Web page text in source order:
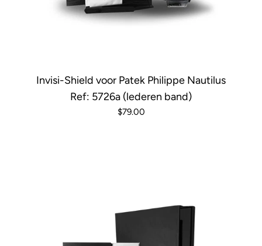
Invisi-Shield voor Patek Philippe Nautilus
Ref: 5726a (lederen band)
$79.00